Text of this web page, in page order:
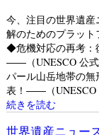
今、注目の世界遺
解のためのプラッ
◆危機対応の再考：
――（UNESCO 公
パール山岳地帯の
表！――（UNESCO
続きを読む
世界遺産ニュー